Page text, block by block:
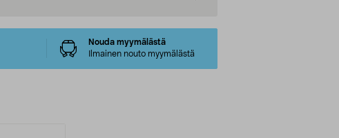
Nouda myymälästä
Ilmainen nouto myymälästä